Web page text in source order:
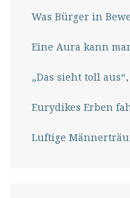
Was Bürger in
Eine Aura kann
„Das sieht toll
Eurydikes Erben
Luftige